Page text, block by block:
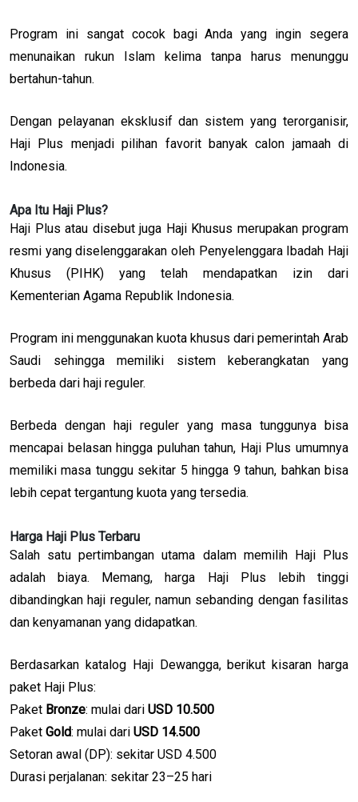
Program ini sangat cocok bagi Anda yang ingin segera
menunaikan rukun Islam kelima tanpa harus menunggu
bertahun-tahun.
Dengan pelayanan eksklusif dan sistem yang terorganisir,
Haji Plus menjadi pilihan favorit banyak calon jamaah di
Indonesia.
Apa Itu Haji Plus?
Haji Plus atau disebut juga Haji Khusus merupakan program
resmi yang diselenggarakan oleh Penyelenggara Ibadah Haji
Khusus (PIHK) yang telah mendapatkan izin dari
Kementerian Agama Republik Indonesia.
Program ini menggunakan kuota khusus dari pemerintah Arab
Saudi sehingga memiliki sistem keberangkatan yang
berbeda dari haji reguler.
Berbeda dengan haji reguler yang masa tunggunya bisa
mencapai belasan hingga puluhan tahun, Haji Plus umumnya
memiliki masa tunggu sekitar 5 hingga 9 tahun, bahkan bisa
lebih cepat tergantung kuota yang tersedia.
Harga Haji Plus Terbaru
Salah satu pertimbangan utama dalam memilih Haji Plus
adalah biaya. Memang, harga Haji Plus lebih tinggi
dibandingkan haji reguler, namun sebanding dengan fasilitas
dan kenyamanan yang didapatkan.
Berdasarkan katalog Haji Dewangga, berikut kisaran harga
paket Haji Plus:
Paket Bronze: mulai dari USD 10.500
Paket Gold: mulai dari USD 14.500
Setoran awal (DP): sekitar USD 4.500
Durasi perjalanan: sekitar 23–25 hari